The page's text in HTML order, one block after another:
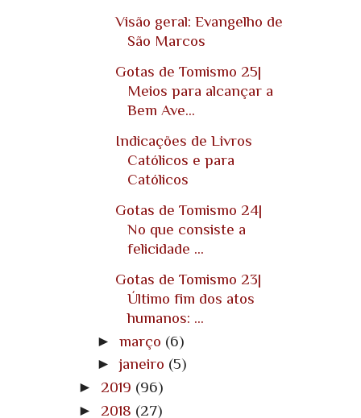
Visão geral: Evangelho de
São Marcos
Gotas de Tomismo 25|
Meios para alcançar a
Bem Ave...
Indicações de Livros
Católicos e para
Católicos
Gotas de Tomismo 24|
No que consiste a
felicidade ...
Gotas de Tomismo 23|
Último fim dos atos
humanos: ...
► março (6)
►janeiro (5)
► 2019 (96)
► 2018 (27)